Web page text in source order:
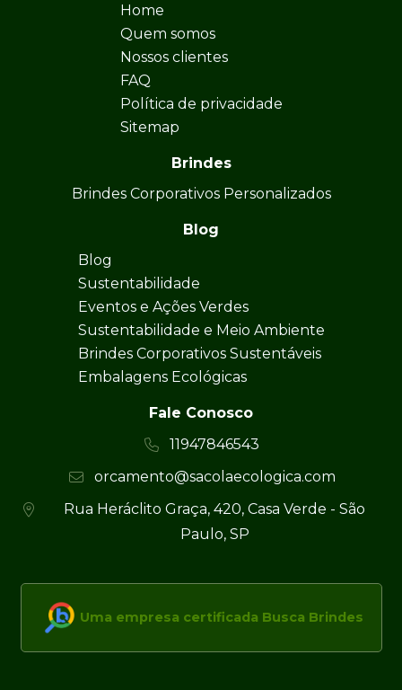
Home
Quem somos
Nossos clientes
FAQ
Política de privacidade
Sitemap
Brindes
Brindes Corporativos Personalizados
Blog
Blog
Sustentabilidade
Eventos e Ações Verdes
Sustentabilidade e Meio Ambiente
Brindes Corporativos Sustentáveis
Embalagens Ecológicas
Fale Conosco
11947846543
orcamento@sacolaecologica.com
Rua Heráclito Graça, 420, Casa Verde - São
Paulo, SP
Uma empresa certificada Busca Brindes